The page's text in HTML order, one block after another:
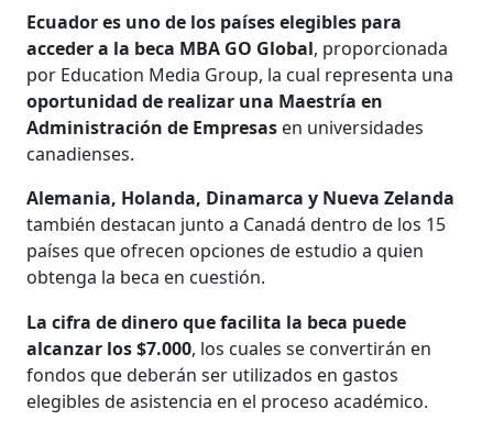
Ecuador es uno de los países elegibles para
acceder a la beca MBA GO Global, proporcionada
por Education Media Group, la cual representa una
oportunidad de realizar una Maestría en
Administración de Empresas en universidades
canadienses.
Alemania, Holanda, Dinamarca y Nueva Zelanda
también destacan junto a Canadá dentro de los 15
países que ofrecen opciones de estudio a quien
obtenga la beca en cuestión.
La cifra de dinero que facilita la beca puede
alcanzar los $7.000, los cuales se convertirán en
fondos que deberán ser utilizados en gastos
elegibles de asistencia en el proceso académico.